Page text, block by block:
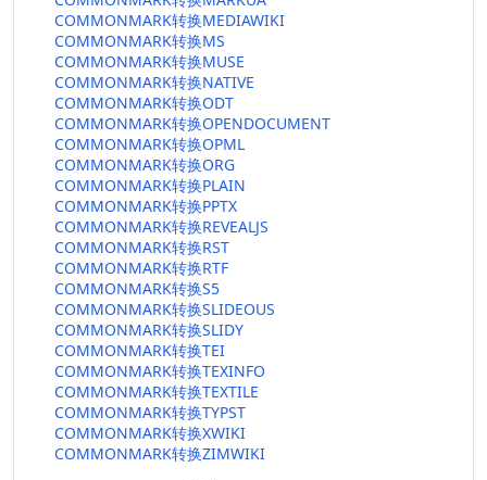
COMMONMARK转换MEDIAWIKI
COMMONMARK转换MS
COMMONMARK转换MUSE
COMMONMARK转换NATIVE
COMMONMARK转换ODT
COMMONMARK转换OPENDOCUMENT
COMMONMARK转换OPML
COMMONMARK转换ORG
COMMONMARK转换PLAIN
COMMONMARK转换PPTX
COMMONMARK转换REVEALJS
COMMONMARK转换RST
COMMONMARK转换RTF
COMMONMARK转换S5
COMMONMARK转换SLIDEOUS
COMMONMARK转换SLIDY
COMMONMARK转换TEI
COMMONMARK转换TEXINFO
COMMONMARK转换TEXTILE
COMMONMARK转换TYPST
COMMONMARK转换XWIKI
COMMONMARK转换ZIMWIKI